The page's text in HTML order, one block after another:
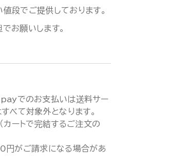
段でご提供しております。
お願いします。
でのお支払いは送料サー
て対象外となります。
カートで完結するご注文の
円がご請求になる場合があ